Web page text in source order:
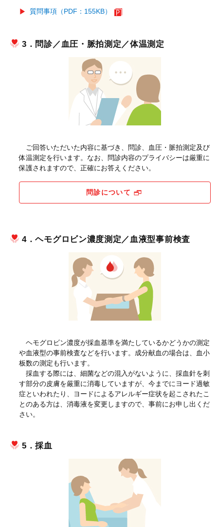
質問事項（PDF：155KB）
3．問診／血圧・脈拍測定／体温測定
ご回答いただいた内容に基づき、問診、血圧・脈拍測定及び
体温測定を行います。なお、問診内容のプライバシーは厳重に
保護されますので、正確にお答えください。
問診について
4．ヘモグロビン濃度測定／血液型事前検査
ヘモグロビン濃度が採血基準を満たしているかどうかの測定
や血液型の事前検査などを行います。成分献血の場合は、血小
板数の測定も行います。
採血する際には、細菌などの混入がないように、採血針を刺
す部分の皮膚を厳重に消毒していますが、今までにヨード過敏
症といわれたり、ヨードによるアレルギー症状を起こされたこ
とのある方は、消毒液を変更しますので、事前にお申し出くだ
さい。
5．採血